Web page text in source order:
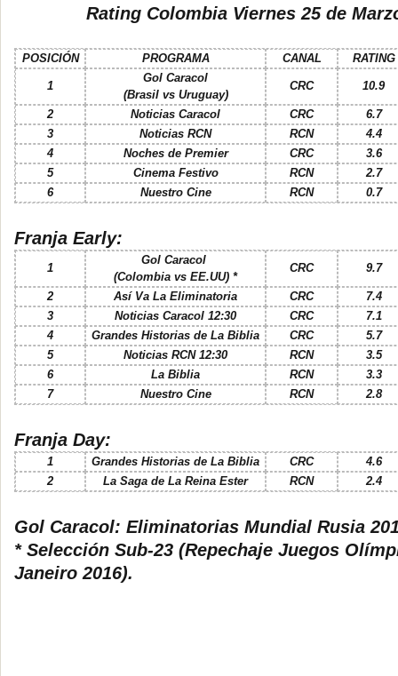
Rating Colombia Viernes 25 de
POSICIÓN PROGRAMA CANAL RATING
1
Gol Caracol
(Brasil vs Uruguay)
CRC 10.9
2 Noticias Caracol CRC
6.7
3
Noticias RCN RCN
4.4
4
Noches de Premier CRC
3.6
5
Cinema Festivo RCN
2.7
6
Nuestro Cine RCN 0.7
Franja Early:
1
Gol Caracol
(Colombia vs EE.UU) *
CRC 9.7
2 Así Va La Eliminatoria CRC
7.4
3
Noticias Caracol 12:30 CRC
7.1
4
Grandes Historias de La Biblia CRC
5.7
5
Noticias RCN 12:30 RCN
3.5
6
La Biblia RCN
3.3
7
Nuestro Cine RCN 2.8
Franja Day:
1 Grandes Historias de La Biblia CRC
4.6
2
La Saga de La Reina Ester RCN 2.4
Gol Caracol: Eliminatorias Mundial Rusia
* Selección Sub-23 (Repechaje Juegos
Janeiro 2016).